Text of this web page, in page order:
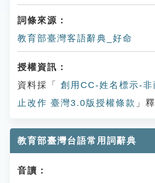
詞條來源：
教育部臺灣客語辭典_好命
授權資訊：
資料採「
創用CC-姓名標示-非
止改作 臺灣3.0版授權條款 」
教育部臺灣台語常用詞辭典
音讀：